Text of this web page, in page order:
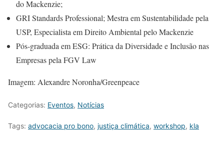
do Mackenzie;
GRI Standards Professional; Mestra em Sustentabilidade pela
USP, Especialista em Direito Ambiental pelo Mackenzie
Pós-graduada em ESG: Prática da Diversidade e Inclusão nas
Empresas pela FGV Law
Imagem: Alexandre Noronha/Greenpeace
Categorias: Eventos, Notícias
Tags: advocacia pro bono, justiça climática, workshop, kla